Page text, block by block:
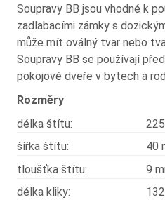
Soupravy BB jsou vhodné k
zadlabacími zámky s
může mít oválný tvar nebo
Soupravy BB se používají
pokojové dveře v bytech a
Rozměry
délka štítu:
šířka štítu:
40
tloušťka štítu:
9
délka kliky: